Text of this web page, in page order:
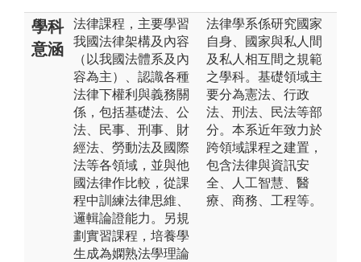
學科
意涵
法律課程，主要學習
我國法律架構及內容
（以我國法體系及內
容為主）、認識各種
法律下權利與義務關
係，包括基礎法、公
法、民事、刑事、財
經法、勞動法及國際
法等各領域，並與他
國法律作比較，從課
程中訓練法律思維、
邏輯論證能力。另規
劃實習課程，培養學
生成為嫻熟法學理論
法律學系係研究國家
自身、國家與私人間
及私人相互間之規範
之學科。基礎領域主
要分為憲法、行政
法、刑法、民法等部
分。本系近年致力於
跨領域課程之建置，
包含法律與資訊安
全、人工智慧、醫
療、商務、工程等。